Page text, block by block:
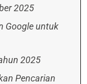
2025
Google untuk
2025
Pencarian